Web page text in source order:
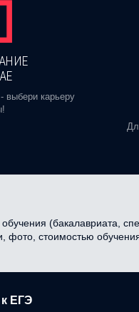
выбери карьеру
(бакалавриата,
фото, стоимостью
к ЕГЭ